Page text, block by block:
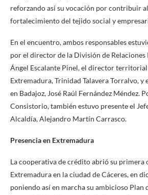
reforzando así su vocación por contribuir
fortalecimiento del tejido social y
En el encuentro, ambos responsables
por el director de la División de
Ángel Escalante Pinel, el director territorial
Extremadura, Trinidad Talavera Torralvo,
en Badajoz, José Raúl Fernández Méndez.
Consistorio, también estuvo presente el
Alcaldía, Alejandro Martín Carrasco.
Presencia en Extremadura
La cooperativa de crédito abrió su primera
Extremadura en la ciudad de Cáceres, en
poniendo así en marcha su ambicioso Plan